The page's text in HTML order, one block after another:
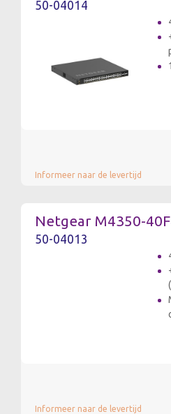
50-04014
Informeer naar de levertijd
Netgear M4350-
50-04013
Informeer naar de levertijd